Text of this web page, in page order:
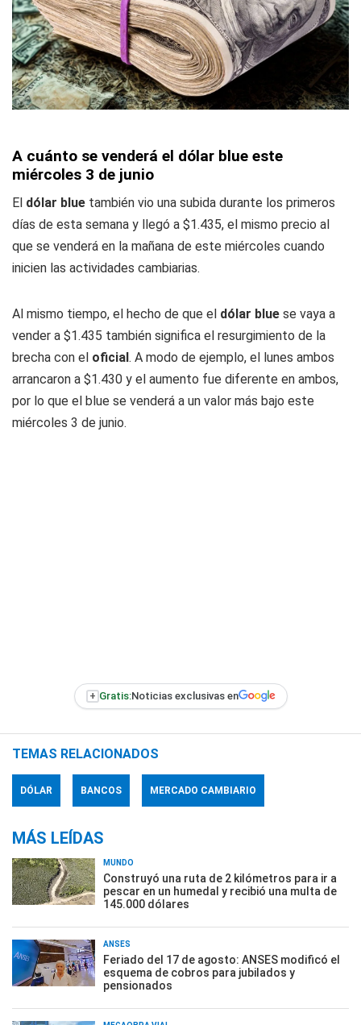
A cuánto se venderá el dólar blue este
miércoles 3 de junio
El dólar blue también vio una subida durante los primeros
días de esta semana y llegó a $1.435, el mismo precio al
que se venderá en la mañana de este miércoles cuando
inicien las actividades cambiarias.
Al mismo tiempo, el hecho de que el dólar blue se vaya a
vender a $1.435 también significa el resurgimiento de la
brecha con el oficial. A modo de ejemplo, el lunes ambos
arrancaron a $1.430 y el aumento fue diferente en ambos,
por lo que el blue se venderá a un valor más bajo este
miércoles 3 de junio.
+ Gratis:Noticias exclusivas en
TEMAS RELACIONADOS
DÓLAR BANCOS MERCADO CAMBIARIO
MÁS LEÍDAS
MUNDO
Construyó una ruta de 2 kilómetros para ir a
pescar en un humedal y recibió una multa de
145.000 dólares
ANSES
Feriado del 17 de agosto: ANSES modificó el
esquema de cobros para jubilados y
pensionados